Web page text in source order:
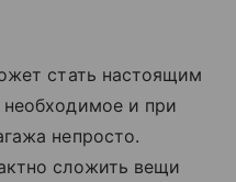
стать настоящим
и при
непросто.
сложить вещи